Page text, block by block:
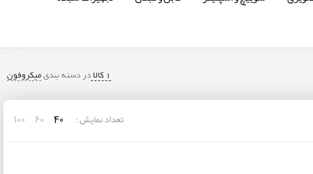
1 کالا در دسته بندي میکروفون
تعداد نمایش : 40
60
100